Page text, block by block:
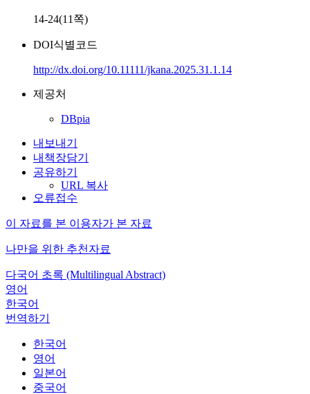
14-24(11쪽)
DOI식별코드
http://dx.doi.org/10.11111/jkana.2025.31.1.14
제공처
DBpia
내보내기
내책장담기
공유하기
URL 복사
오류접수
이 자료를 본 이용자가 본 자료
나만을 위한 추천자료
다국어 초록 (Multilingual Abstract)
영어
한국어
번역하기
한국어
영어
일본어
중국어